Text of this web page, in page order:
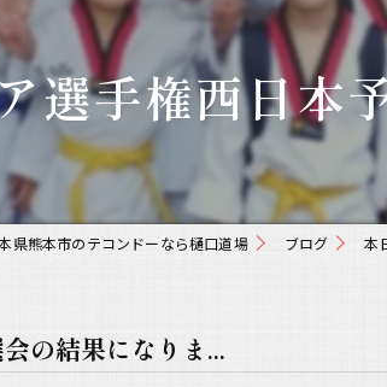
大人
子供
ダイエ
礼儀
選手権西日本
県熊本市のテコンドーなら樋口道場 ブログ 本
の結果になりま...